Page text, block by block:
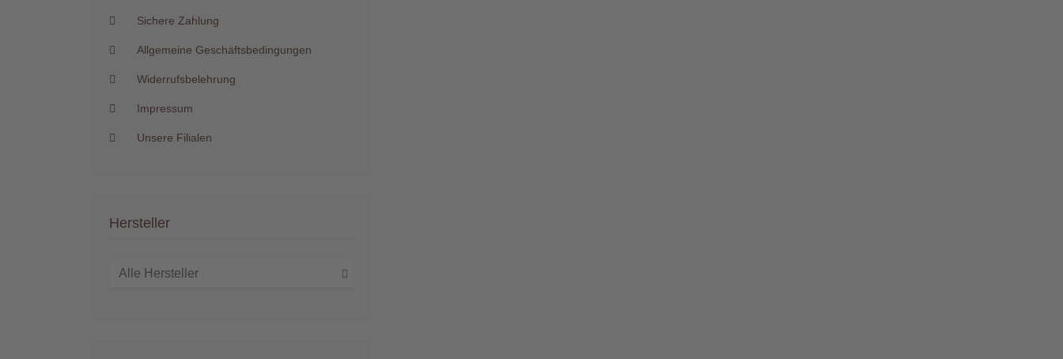
Sichere Zahlung
Allgemeine Geschäftsbedingungen
Widerrufsbelehrung
Impressum
Unsere Filialen
Hersteller